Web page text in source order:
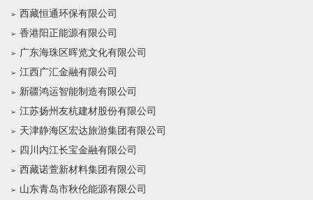
西藏恒通环保有限公司
香港阳正能源有限公司
广东海珠区晖览文化有限公司
江西广汇金融有限公司
新疆鸿运智能制造有限公司
江苏扬州友杭建材股份有限公司
天津静海区宏达旅游集团有限公司
四川内江长宝金融有限公司
西藏诺萱新材料集团有限公司
山东青岛市秋伦能源有限公司